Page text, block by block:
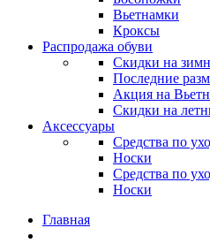
Вьетнамки
Кроксы
Распродажа обуви
Скидки на
Последние
Акция на
Скидки на
Аксессуары
Средства по
Носки
Средства по
Носки
Главная